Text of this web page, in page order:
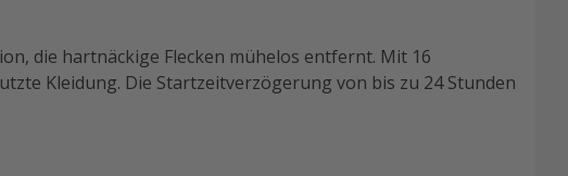
die hartnäckige Flecken mühelos entfernt. Mit 16
Kleidung. Die Startzeitverzögerung von bis zu 24 Stunden